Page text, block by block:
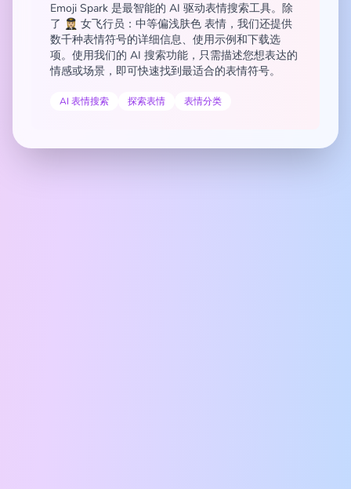
Emoji Spark 是最智能的 AI 驱动表情搜索工具。除
了 👩🏼‍✈️ 女飞行员：中等偏浅肤色 表情，我们还提供
数千种表情符号的详细信息、使用示例和下载选
项。使用我们的 AI 搜索功能，只需描述您想表达的
情感或场景，即可快速找到最适合的表情符号。
AI 表情搜索 探索表情 表情分类